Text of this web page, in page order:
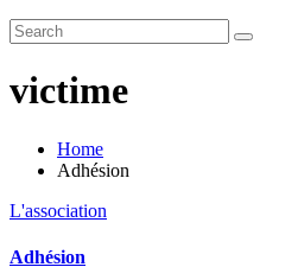
victime
Home
Adhésion
L'association
Adhésion